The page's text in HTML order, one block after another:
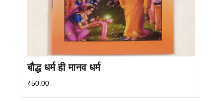
बौद्ध धर्म ही मानव धर्म
₹50.00